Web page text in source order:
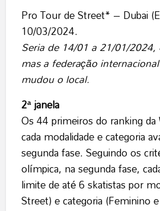
Pro Tour de Street* – Dubai
10/03/2024.
Seria de 14/01 a 21/01/2024,
mas a federação
mudou o local.
2ª janela
Os 44 primeiros do ranking
cada modalidade e categoria
segunda fase. Seguindo os
olímpica, na segunda fase,
limite de até 6 skatistas por
Street) e categoria (Feminino